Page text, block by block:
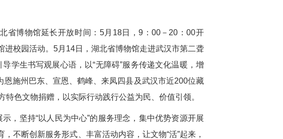
省博物馆延长开放时间：5月18日，9：00－20：00开
校园活动。5月14日，湖北省博物馆走进武汉市第二聋
学生书写观展心语，以“无障碍”服务传递文化温暖，增
施州巴东、宣恩、鹤峰、来凤四县及武汉市近200位藏
色文物捐赠，以实际行动践行公益为民、价值引领。
，坚持“以人民为中心”的服务理念，集中优势资源开展
不断创新服务形式、丰富活动内容，让文物“活”起来，